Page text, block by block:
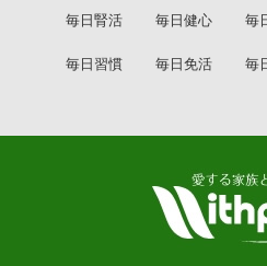
毎日腎活 毎日健心 毎
毎日習慣 毎日免活 毎